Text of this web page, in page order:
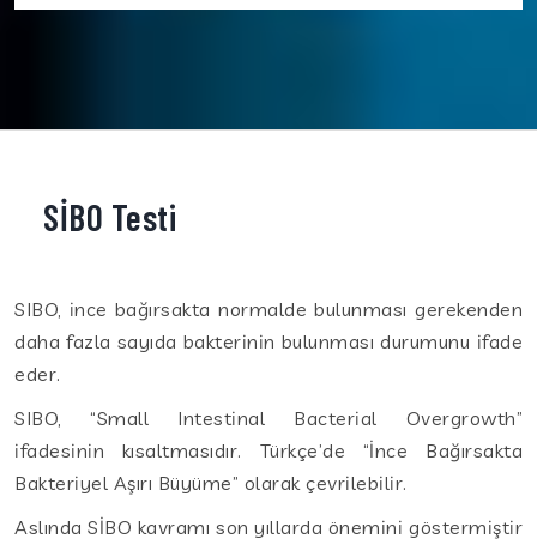
SİBO Testi
SIBO, ince bağırsakta normalde bulunması gerekenden
daha fazla sayıda bakterinin bulunması durumunu ifade
eder.
SIBO, “Small Intestinal Bacterial Overgrowth”
ifadesinin kısaltmasıdır. Türkçe’de “İnce Bağırsakta
Bakteriyel Aşırı Büyüme” olarak çevrilebilir.
Aslında SİBO kavramı son yıllarda önemini göstermiştir